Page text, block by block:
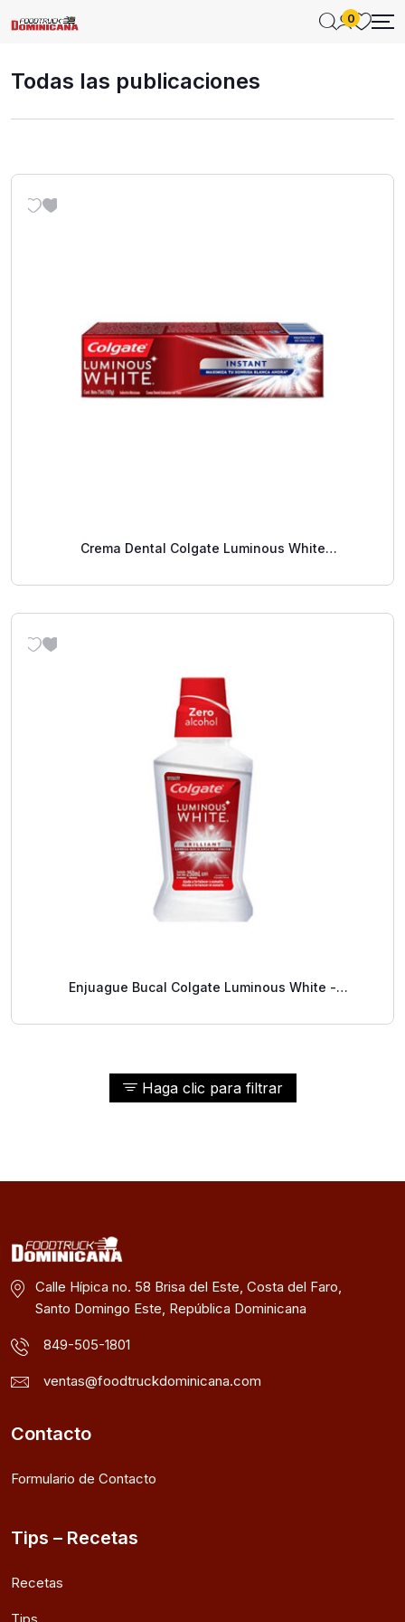
0
Todas las publicaciones
Haga clic para filtrar
Crema Dental Colgate Luminous White
Enjuague Bucal Colgate Luminous White -
Calle Hípica no. 58 Brisa del Este, Costa del Faro,
Santo Domingo Este, República Dominicana
849-505-1801
ventas@foodtruckdominicana.com
Contacto
Formulario de Contacto
Tips – Recetas
Recetas
Tips